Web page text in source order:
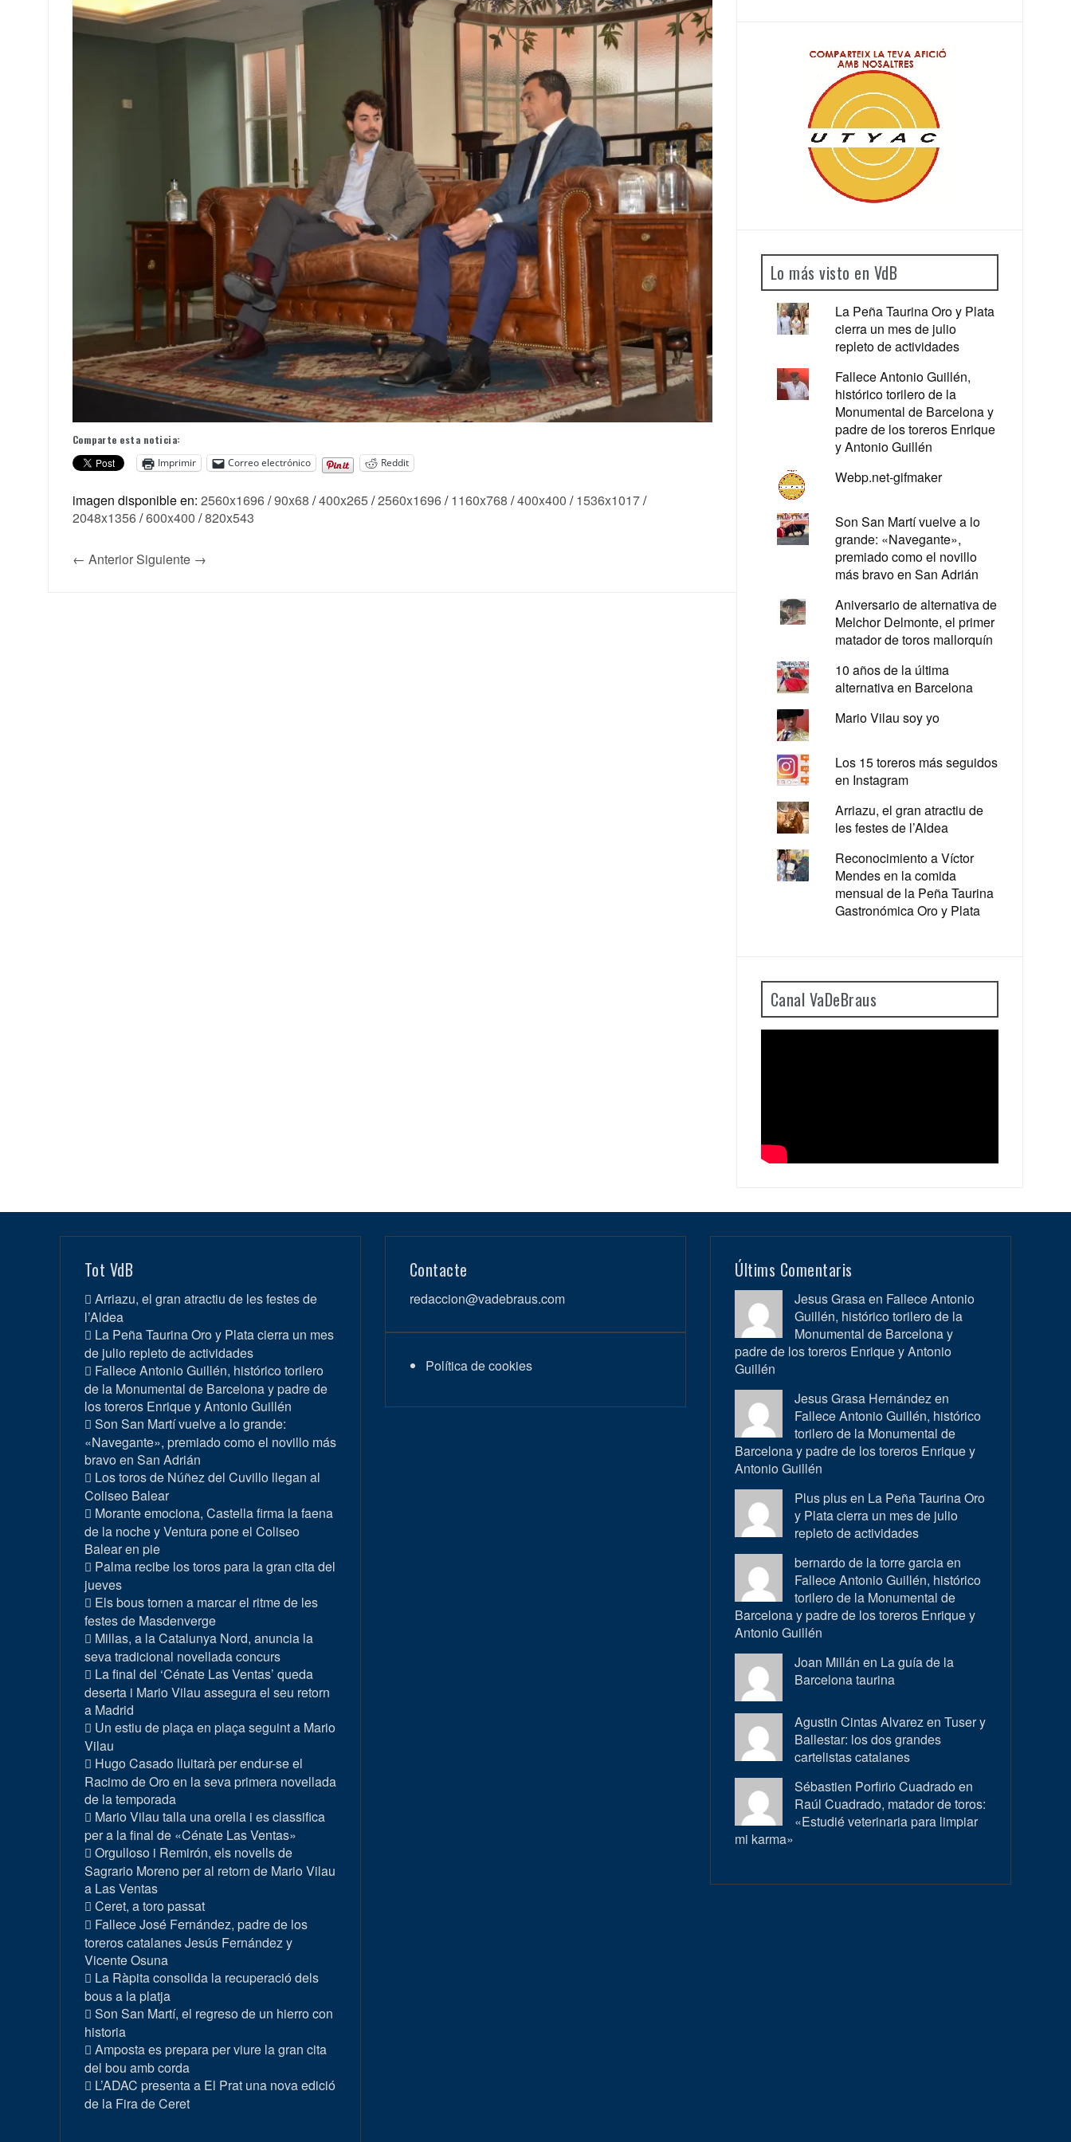
Comparte esta noticia:
Imprimir
Correo electrónico Reddit
imagen disponible en: 2560x1696/90x68 /400x265/2560x1696/1160x768 /400x400 /1536x1017/
2048x1356/600x400 /820x543
← Anterior Siguiente →
Lo más visto en VdB
La Peña Taurina Oro y Plata
cierra un mes de julio
repleto de actividades
Fallece Antonio Guillén,
histórico torilero de la
Monumental de Barcelona y
padre de los toreros Enrique
y Antonio Guillén
Webp.net-gifmaker
Son San Martí vuelve a lo
grande: «Navegante»,
premiado como el novillo
más bravo en San Adrián
Aniversario de alternativa de
Melchor Delmonte, el primer
matador de toros mallorquín
10 años de la última
alternativa en Barcelona
Mario Vilau soy yo
Los 15 toreros más seguidos
en Instagram
Arriazu, el gran atractiu de
les festes de l’Aldea
Reconocimiento a Víctor
Mendes en la comida
mensual de la Peña Taurina
Gastronómica Oro y Plata
Canal VaDeBraus
Tot VdB
Arriazu, el gran atractiu de les festes de
l’Aldea
La Peña Taurina Oro y Plata cierra un mes
de julio repleto de actividades
Fallece Antonio Guillén, histórico torilero
de la Monumental de Barcelona y padre de
los toreros Enrique y Antonio Guillén
Son San Martí vuelve a lo grande:
«Navegante», premiado como el novillo más
bravo en San Adrián
Los toros de Núñez del Cuvillo llegan al
Coliseo Balear
Morante emociona, Castella firma la faena
de la noche y Ventura pone el Coliseo
Balear en pie
Palma recibe los toros para la gran cita del
jueves
Els bous tornen a marcar el ritme de les
festes de Masdenverge
Millas, a la Catalunya Nord, anuncia la
seva tradicional novellada concurs
La final del ‘Cénate Las Ventas’ queda
deserta i Mario Vilau assegura el seu retorn
a Madrid
Un estiu de plaça en plaça seguint a Mario
Vilau
Hugo Casado lluitarà per endur-se el
Racimo de Oro en la seva primera novellada
de la temporada
Mario Vilau talla una orella i es classifica
per a la final de «Cénate Las Ventas»
Orgulloso i Remirón, els novells de
Sagrario Moreno per al retorn de Mario Vilau
a Las Ventas
Ceret, a toro passat
Fallece José Fernández, padre de los
toreros catalanes Jesús Fernández y
Vicente Osuna
La Ràpita consolida la recuperació dels
bous a la platja
Son San Martí, el regreso de un hierro con
historia
Amposta es prepara per viure la gran cita
del bou amb corda
L’ADAC presenta a El Prat una nova edició
de la Fira de Ceret
Contacte
redaccion@vadebraus.com
Política de cookies
Últims Comentaris
Jesus Grasa en Fallece Antonio
Guillén, histórico torilero de la
Monumental de Barcelona y
padre de los toreros Enrique y Antonio
Guillén
Jesus Grasa Hernández en
Fallece Antonio Guillén, histórico
torilero de la Monumental de
Barcelona y padre de los toreros Enrique y
Antonio Guillén
Plus plus en La Peña Taurina Oro
y Plata cierra un mes de julio
repleto de actividades
bernardo de la torre garcia en
Fallece Antonio Guillén, histórico
torilero de la Monumental de
Barcelona y padre de los toreros Enrique y
Antonio Guillén
Joan Millán en La guía de la
Barcelona taurina
Agustin Cintas Alvarez enTuser y
Ballestar: los dos grandes
cartelistas catalanes
Sébastien Porfirio Cuadrado en
Raúl Cuadrado, matador de toros:
«Estudié veterinaria para limpiar
mi karma»